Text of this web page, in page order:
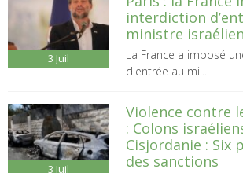
3 Juil
interdiction
ministre israélien
La France a imposé
d'entrée au mi...
3 Juil
Violence contre
: Colons
Cisjordanie : Six
des sanctions